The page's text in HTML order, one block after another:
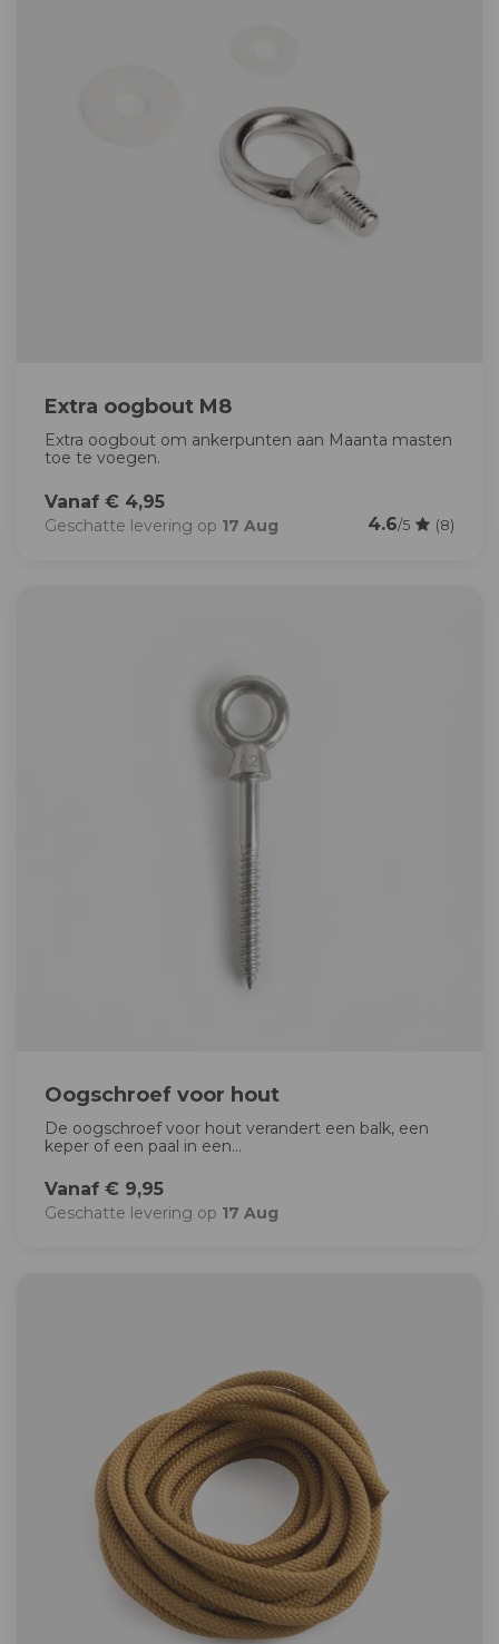
Extra oogbout M8
Extra oogbout om ankerpunten aan Maanta masten
toe te voegen.
Vanaf € 4,95
Geschatte levering op 17 Aug 4.6/5 (8)
Oogschroef voor hout
De oogschroef voor hout verandert een balk, een
keper of een paal in een...
Vanaf € 9,95
Geschatte levering op 17 Aug